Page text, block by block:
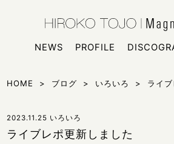
NEWS
PROFILE
HOME > ブログ > いろいろ > ライ
2023.11.25 いろいろ
ライブレポ更新しました